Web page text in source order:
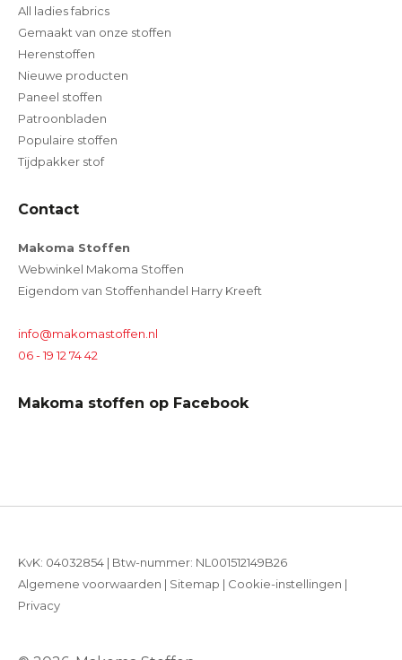
All ladies fabrics
Gemaakt van onze stoffen
Herenstoffen
Nieuwe producten
Paneel stoffen
Patroonbladen
Populaire stoffen
Tijdpakker stof
Contact
Makoma Stoffen
Webwinkel Makoma Stoffen
Eigendom van Stoffenhandel Harry Kreeft
info@makomastoffen.nl
06 - 19 12 74 42
Makoma stoffen op Facebook
KvK: 04032854 | Btw-nummer: NL001512149B26
Algemene voorwaarden | Sitemap | Cookie-instellingen |
Privacy